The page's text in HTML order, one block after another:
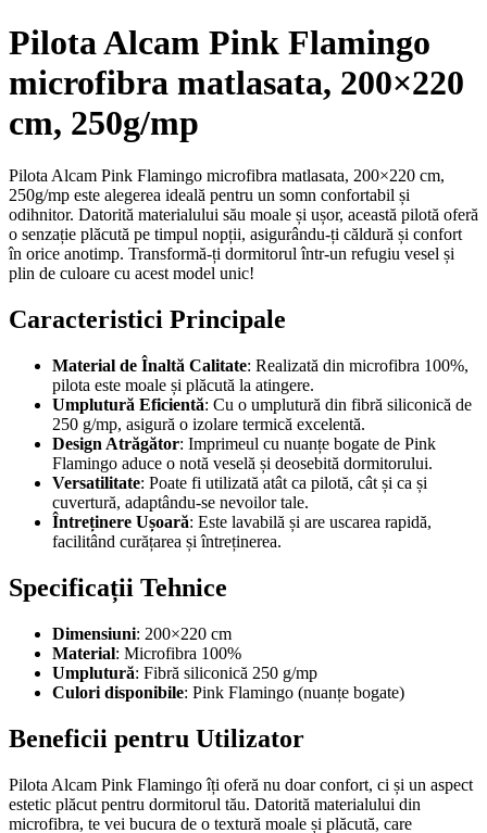
Pilota Alcam Pink Flamingo
microfibra matlasata, 200×220
cm, 250g/mp
Pilota Alcam Pink Flamingo microfibra matlasata, 200×220 cm,
250g/mp este alegerea ideală pentru un somn confortabil și
odihnitor. Datorită materialului său moale și ușor, această pilotă oferă
o senzație plăcută pe timpul nopții, asigurându-ți căldură și confort
în orice anotimp. Transformă-ți dormitorul într-un refugiu vesel și
plin de culoare cu acest model unic!
Caracteristici Principale
Material de Înaltă Calitate: Realizată din microfibra 100%,
pilota este moale și plăcută la atingere.
Umplutură Eficientă: Cu o umplutură din fibră siliconică de
250 g/mp, asigură o izolare termică excelentă.
Design Atrăgător: Imprimeul cu nuanțe bogate de Pink
Flamingo aduce o notă veselă și deosebită dormitorului.
Versatilitate: Poate fi utilizată atât ca pilotă, cât și ca și
cuvertură, adaptându-se nevoilor tale.
Întreținere Ușoară: Este lavabilă și are uscarea rapidă,
facilitând curățarea și întreținerea.
Specificații Tehnice
Dimensiuni: 200×220 cm
Material: Microfibra 100%
Umplutură: Fibră siliconică 250 g/mp
Culori disponibile: Pink Flamingo (nuanțe bogate)
Beneficii pentru Utilizator
Pilota Alcam Pink Flamingo îți oferă nu doar confort, ci și un aspect
estetic plăcut pentru dormitorul tău. Datorită materialului din
microfibra, te vei bucura de o textură moale și plăcută, care